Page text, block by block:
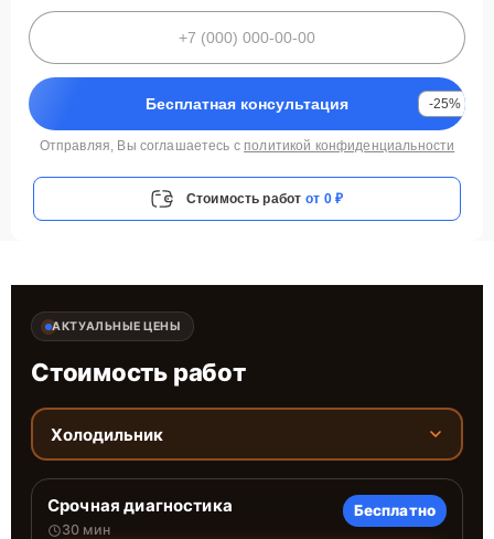
Бесплатная консультация -25%
Отправляя, Вы соглашаетесь с политикой конфиденциальности
Стоимость работ от 0 ₽
АКТУАЛЬНЫЕ ЦЕНЫ
Стоимость работ
Холодильник
Срочная диагностика
30 мин
Бесплатно